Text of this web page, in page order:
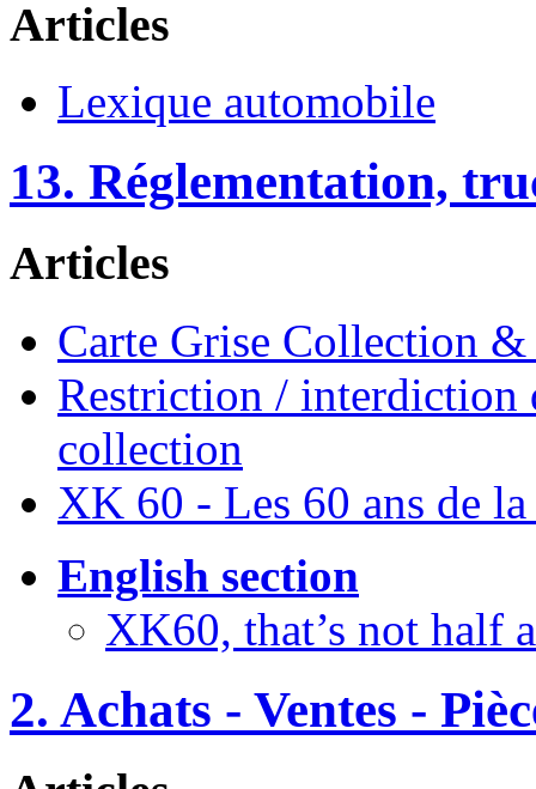
Articles
Lexique automobile
13. Réglementation,
Articles
Carte Grise Collection
Restriction / interdiction
collection
XK 60 - Les 60 ans de
English section
XK60, that’s not half
2. Achats - Ventes -